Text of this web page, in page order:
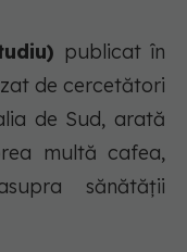
publicat în
de cercetători
de Sud, arată
multă cafea,
sănătății